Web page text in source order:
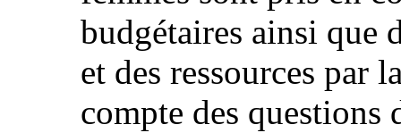
budgétaires ainsi que
et des ressources par
compte des questions